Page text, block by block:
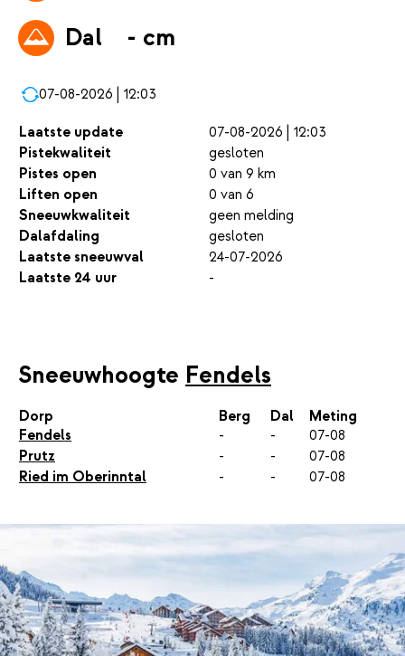
Dal
- cm
07-08-2026 | 12:03
Laatste update
07-08-2026 | 12:03
Pistekwaliteit
gesloten
Pistes open
0 van 9 km
Liften open
0 van 6
Sneeuwkwaliteit
geen melding
Dalafdaling
gesloten
Laatste sneeuwval
24-07-2026
Laatste 24 uur
-
Sneeuwhoogte Fendels
Dorp Berg Dal
Meting
Fendels
- -
07-08
Prutz
- -
07-08
Ried im Oberinntal
- - 07-08